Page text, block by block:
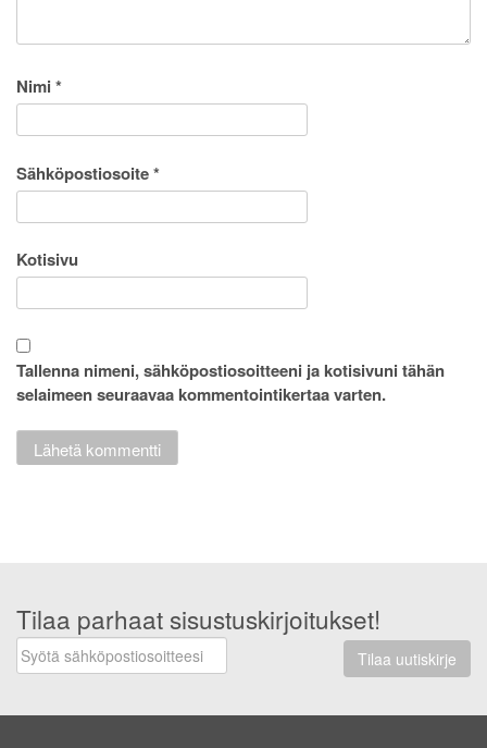
Nimi *
Sähköpostiosoite*
Kotisivu
Tallenna nimeni, sähköpostiosoitteeni ja kotisivuni tähän
selaimeen seuraavaa kommentointikertaa varten.
Tilaa parhaat sisustuskirjoitukset!
Tilaa uutiskirje